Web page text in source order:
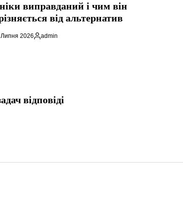
виправданий і чим він
від альтернатив
2026
Опубліковано
admin
відповіді